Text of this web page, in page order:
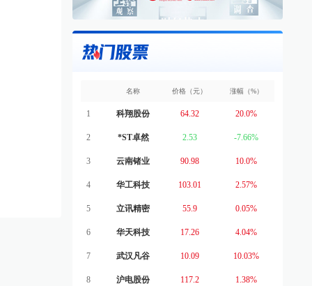
名称 价格（元） 涨幅（%）
1 科翔股份 64.32 20.0%
2 *ST卓然 2.53 -7.66%
3 云南锗业 90.98 10.0%
4 华工科技 103.01 2.57%
5 立讯精密 55.9 0.05%
6 华天科技 17.26 4.04%
7 武汉凡谷 10.09 10.03%
8 沪电股份 117.2 1.38%